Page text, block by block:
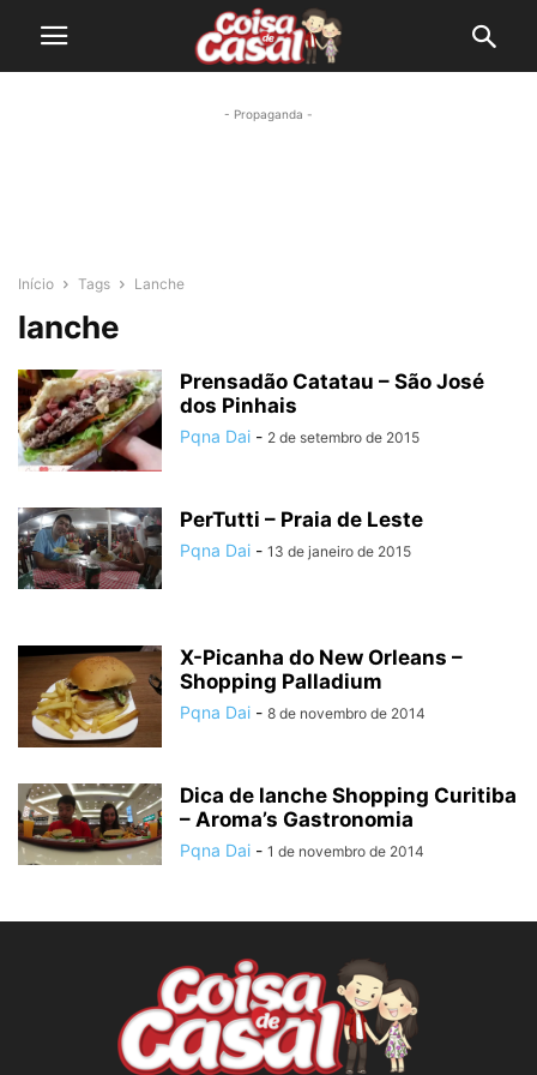
- Propaganda -
Início Tags Lanche
lanche
Prensadão Catatau – São José
dos Pinhais
Pqna Dai - 2 de setembro de 2015
PerTutti – Praia de Leste
Pqna Dai - 13 de janeiro de 2015
X-Picanha do New Orleans –
Shopping Palladium
Pqna Dai - 8 de novembro de 2014
Dica de lanche Shopping Curitiba
– Aroma’s Gastronomia
Pqna Dai - 1 de novembro de 2014